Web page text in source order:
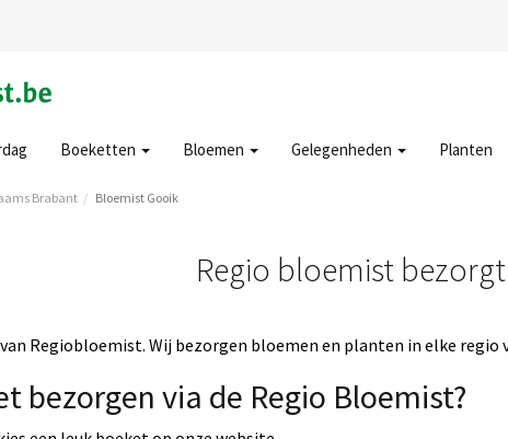
Boeketten Bloemen Gelegenheden Planten
Brabant Bloemist Gooik
Regio bloemist
Regiobloemist. Wij bezorgen bloemen en planten in elke regio
bezorgen via de Regio Bloemist?